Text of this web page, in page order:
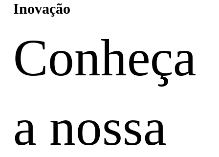
Inovação
Conheça
a nossa